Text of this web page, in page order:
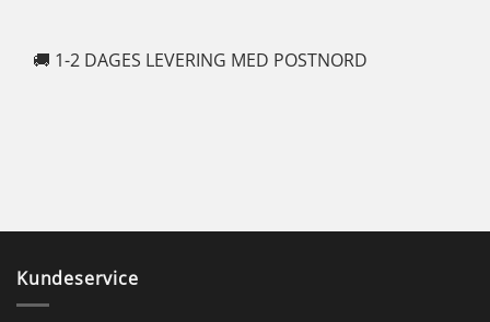
🚚 1-2 DAGES LEVERING MED POSTNORD
Kundeservice